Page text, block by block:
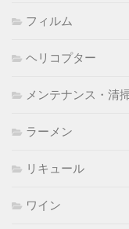
フィルム
ヘリコプター
メンテナンス・清
ラーメン
リキュール
ワイン